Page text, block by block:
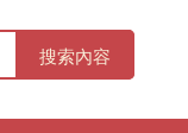
搜索內容